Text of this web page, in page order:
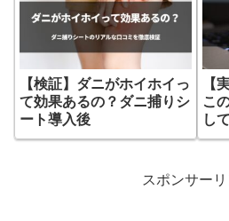
【検証】ダニがホイホイっ
て効果あるの？ダニ捕りシ
ート導入後
【
こ
し
スポンサーリ